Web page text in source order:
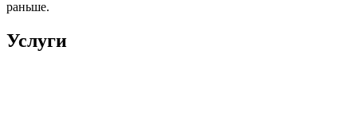
раньше.
Услуги